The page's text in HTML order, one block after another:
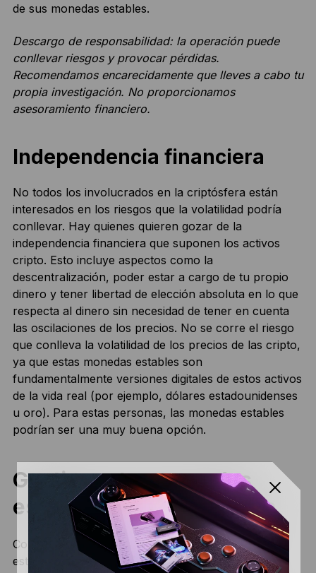
de sus monedas estables.
Descargo de responsabilidad: la operación puede
conllevar riesgos y provocar pérdidas.
Recomendamos encarecidamente que lleves a cabo tu
propia investigación. No proporcionamos
asesoramiento financiero.
Independencia financiera
No todos los involucrados en la criptósfera están
interesados en los riesgos que la volatilidad podría
conllevar. Hay quienes quieren gozar de la
independencia financiera que suponen los activos
cripto. Esto incluye aspectos como la
descentralización, poder estar a cargo de tu propio
dinero y tener libertad de elección absoluta en lo que
respecta al dinero sin necesidad de tener en cuenta
las oscilaciones de los precios. No se corre el riesgo
que conlleva la volatilidad de los precios de las cripto,
ya que estas monedas estables son
fundamentalmente versiones digitales de estos activos
de la vida real (por ejemplo, dólares estadounidenses
u oro). Para estas personas, las monedas estables
podrían ser una muy buena opción.
Gestionar tus monedas
estables de forma segura
Como ya hemos visto, la mayoría de las monedas
estables operan en cadenas de bloques que